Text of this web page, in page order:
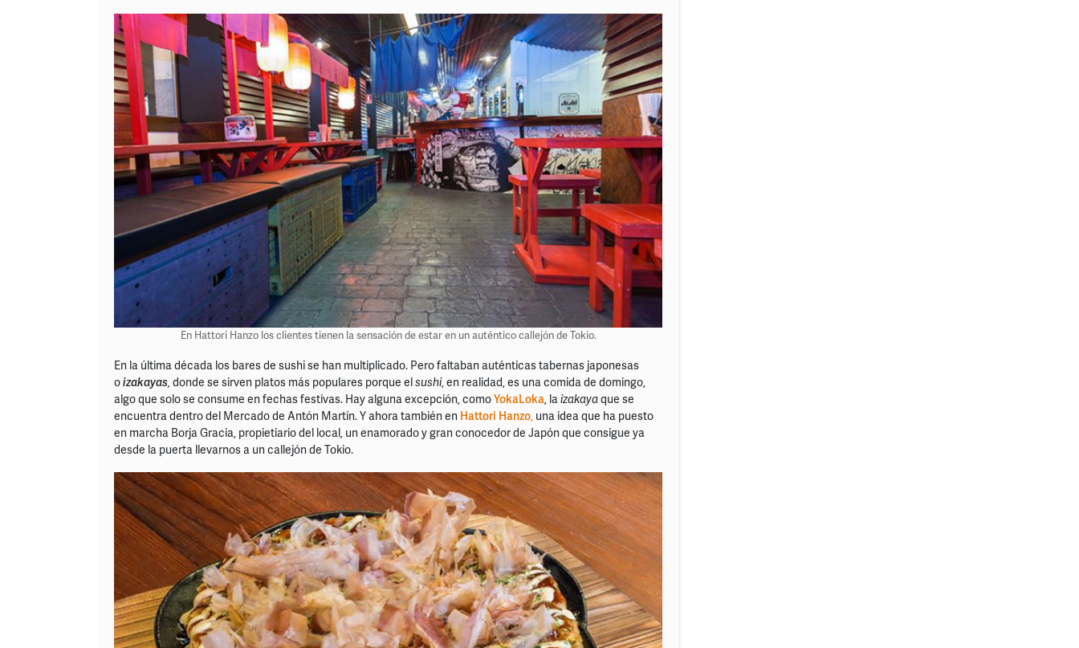
En Hattori Hanzo los clientes tienen la sensación de estar en un auténtico callejón de Tokio.
En la última década los bares de sushi se han multiplicado. Pero faltaban auténticas tabernas japonesas
oizakayas, donde se sirven platos más populares porque elsushi, en realidad, es una comida de domingo,
algo que solo se consume en fechas festivas. Hay alguna excepción, comoYokaLoka, laizakayaque se
encuentra dentro del Mercado de Antón Martín. Y ahora también en Hattori Hanzo, una idea que ha puesto
en marcha Borja Gracia, propietiario del local, un enamorado y gran conocedor de Japón que consigue ya
desde la puerta llevarnos a un callejón de Tokio.